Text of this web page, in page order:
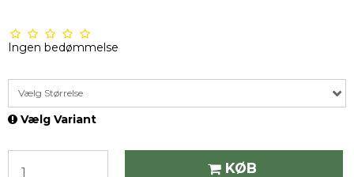
Ingen bedømmelse
Vælg Størrelse
Vælg Variant
KØB